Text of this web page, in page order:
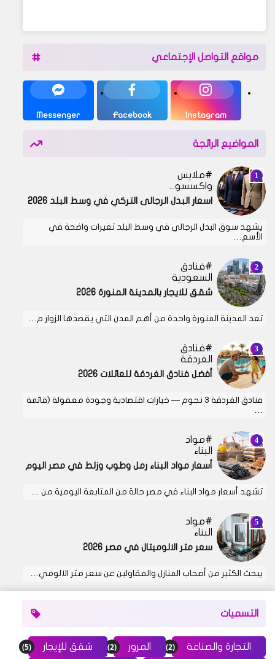
مواقع التواصل الإجتماعي
Instagram
Facebook
Messenger
المواضيع الرائجة
ملابس
واكسسوارات
اسعار البدل الرجالى التركي في وسط البلد 2026
يشهد سوق البدل الرجالي في وسط البلد تغيرات واضحة في
الأسع…
فنادق
السعودية
شقق للايجار بالمدينة المنورة 2026
تعد المدينة المنورة واحدة من أهم المدن التي يقصدها الزوار م…
فنادق
الغردقة
أفضل فنادق الغردقة للعائلات 2026
فنادق الغردقة 3 نجوم — خيارات اقتصادية وجودة معقولة (قائمة
…
مواد
البناء
أسعار مواد البناء رمل وطوب وزلط في مصر اليوم
تشهد أسعار مواد البناء في مصر حالة من المتابعة اليومية من …
مواد
البناء
سعر متر الالوميتال في مصر 2026
يبحث الكثير من أصحاب المنازل والمقاولين عن سعر متر الالومي…
التسميات
التجارة والصناعة (2) المرور (2) شقق للإيجار (5)